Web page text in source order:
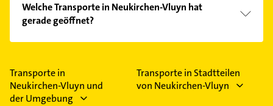
Kundenmeinungen und profitieren Sie von den
Empfehlungen. Die Suchergebnisse können Sie sich
einfach nachBewertungensortiert anzeigen lassen.
Welche Transporte in Neukirchen-Vluyn hat
gerade geöffnet?
Im Anbieter-Bereich finden Sie alleÖffnungszeiten.
Feiertagen abweichen können.
Transporte in
Neukirchen-Vluyn und
der Umgebung
Transporte in Stadtteilen
von Neukirchen-Vluyn